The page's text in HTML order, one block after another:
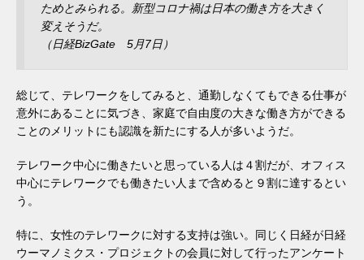
ためとみられる。新型コロナ禍は日本の働き方を大きく
変えそうだ。
（日経BizGate 5月7日）
総じて、テレワークをしてみると、通勤しなくてもできる仕事が
意外にあることに気づき、家庭で自由度の大きな働き方ができる
ことのメリットにも認識を新たにする人が多いようだ。
テレワーク中心に働きたいと思っている人は４割だが、オフィス
中心にテレワークでも働きたい人まで含めると９割に達するとい
う。
特に、女性のテレワークに対する支持は強い。同じく日経が日経
ウーマノミクス・プロジェクトの会員に対して行ったアンケート